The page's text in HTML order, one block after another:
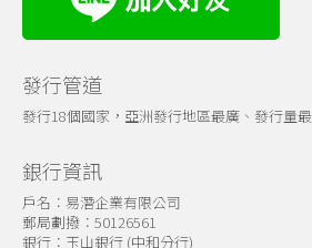
發行管道
發行18個國家，亞洲發行地區最廣、發行量
銀行資訊
戶名：易潛企業有限公司
郵局劃撥：50126561
銀行：玉山銀行 (中和分行)